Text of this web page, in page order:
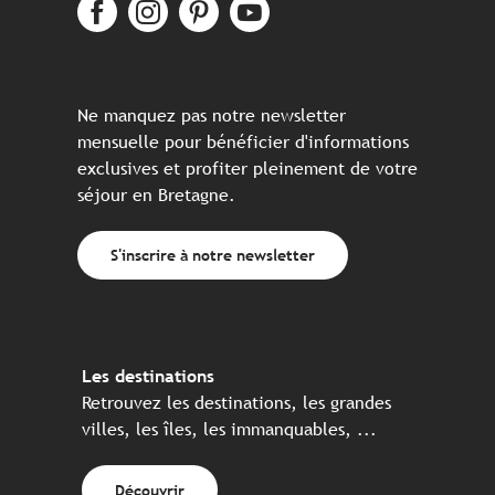
Ne manquez pas notre newsletter
mensuelle pour bénéficier d'informations
exclusives et profiter pleinement de votre
séjour en Bretagne.
S'inscrire à notre newsletter
Les destinations
Retrouvez les destinations, les grandes
villes, les îles, les immanquables, ...
Découvrir